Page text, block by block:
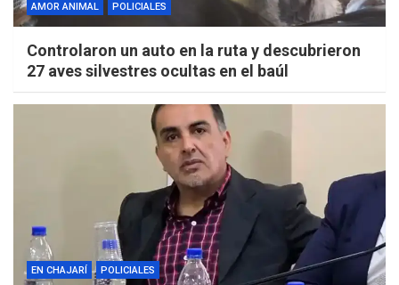
AMOR ANIMAL POLICIALES
Controlaron un auto en la ruta y descubrieron
27 aves silvestres ocultas en el baúl
EN CHAJARÍ POLICIALES